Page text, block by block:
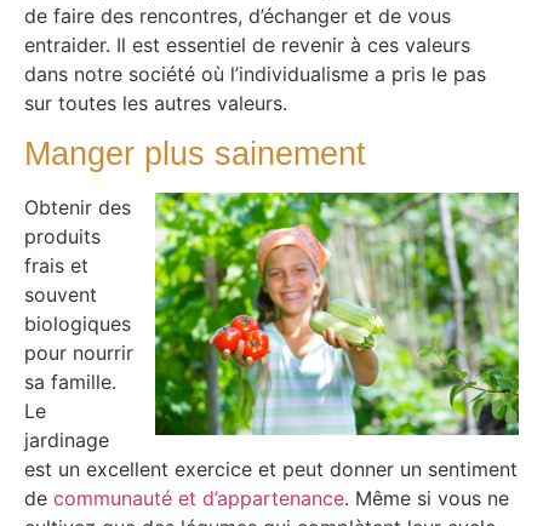
de faire des rencontres, d’échanger et de vous
entraider. Il est essentiel de revenir à ces valeurs
dans notre société où l’individualisme a pris le pas
sur toutes les autres valeurs.
Manger plus sainement
Obtenir des
produits
frais et
souvent
biologiques
pour nourrir
sa famille.
Le
jardinage
est un excellent exercice et peut donner un sentiment
de communauté et d’appartenance. Même si vous ne